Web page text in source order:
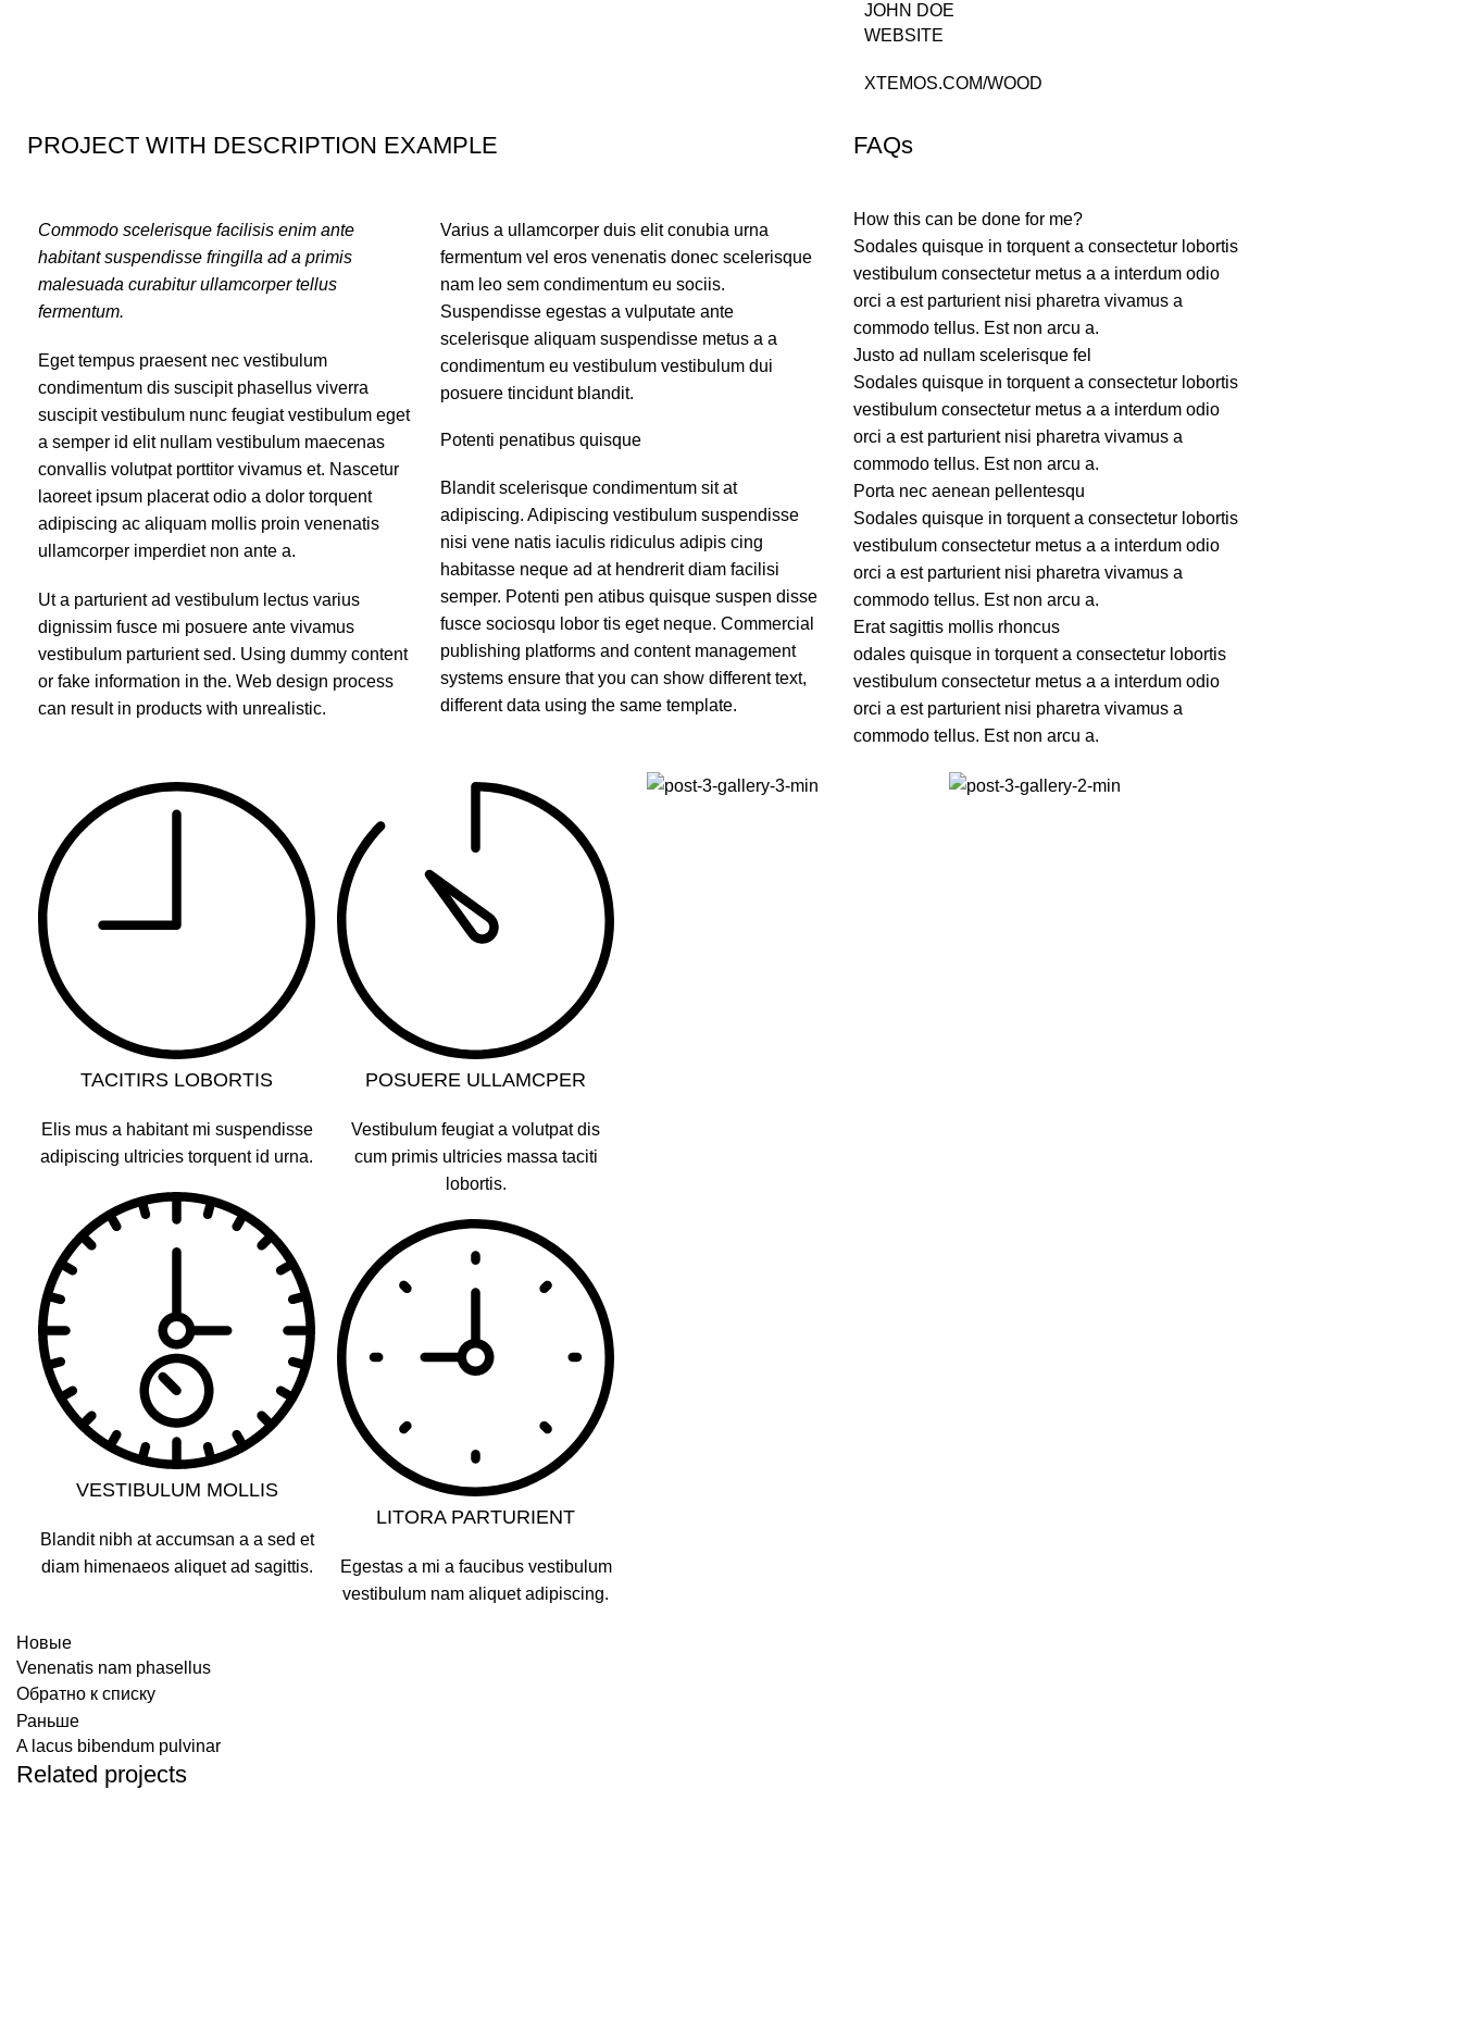
JOHN DOE
WEBSITE
XTEMOS.COM/WOOD
PROJECT WITH DESCRIPTION EXAMPLE
Commodo scelerisque facilisis enim ante
habitant suspendisse fringilla ad a primis
malesuada curabitur ullamcorper tellus
fermentum.
Eget tempus praesent nec vestibulum
condimentum dis suscipit phasellus viverra
suscipit vestibulum nunc feugiat vestibulum eget
a semper id elit nullam vestibulum maecenas
convallis volutpat porttitor vivamus et. Nascetur
laoreet ipsum placerat odio a dolor torquent
adipiscing ac aliquam mollis proin venenatis
ullamcorper imperdiet non ante a.
Ut a parturient ad vestibulum lectus varius
dignissim fusce mi posuere ante vivamus
vestibulum parturient sed. Using dummy content
or fake information in the. Web design process
can result in products with unrealistic.
Varius a ullamcorper duis elit conubia urna
fermentum vel eros venenatis donec scelerisque
nam leo sem condimentum eu sociis.
Suspendisse egestas a vulputate ante
scelerisque aliquam suspendisse metus a a
condimentum eu vestibulum vestibulum dui
posuere tincidunt blandit.
Potenti penatibus quisque
Blandit scelerisque condimentum sit at
adipiscing. Adipiscing vestibulum suspendisse
nisi vene natis iaculis ridiculus adipis cing
habitasse neque ad at hendrerit diam facilisi
semper. Potenti pen atibus quisque suspen disse
fusce sociosqu lobor tis eget neque. Commercial
publishing platforms and content management
systems ensure that you can show different text,
different data using the same template.
FAQs
How this can be done for me?
Sodales quisque in torquent a consectetur lobortis
vestibulum consectetur metus a a interdum odio
orci a est parturient nisi pharetra vivamus a
commodo tellus. Est non arcu a.
Justo ad nullam scelerisque fel
Sodales quisque in torquent a consectetur lobortis
vestibulum consectetur metus a a interdum odio
orci a est parturient nisi pharetra vivamus a
commodo tellus. Est non arcu a.
Porta nec aenean pellentesqu
Sodales quisque in torquent a consectetur lobortis
vestibulum consectetur metus a a interdum odio
orci a est parturient nisi pharetra vivamus a
commodo tellus. Est non arcu a.
Erat sagittis mollis rhoncus
odales quisque in torquent a consectetur lobortis
vestibulum consectetur metus a a interdum odio
orci a est parturient nisi pharetra vivamus a
commodo tellus. Est non arcu a.
TACITIRS LOBORTIS
Elis mus a habitant mi suspendisse
adipiscing ultricies torquent id urna.
VESTIBULUM MOLLIS
Blandit nibh at accumsan a a sed et
diam himenaeos aliquet ad sagittis.
POSUERE ULLAMCPER
Vestibulum feugiat a volutpat dis
cum primis ultricies massa taciti
lobortis.
LITORA PARTURIENT
Egestas a mi a faucibus vestibulum
vestibulum nam aliquet adipiscing.
Новые
Venenatis nam phasellus
Обратно к списку
Раньше
A lacus bibendum pulvinar
Related projects